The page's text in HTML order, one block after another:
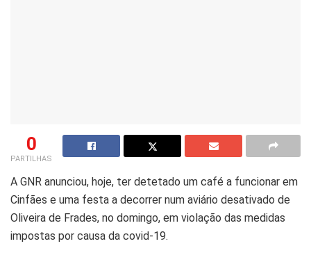
0
PARTILHAS
A GNR anunciou, hoje, ter detetado um café a funcionar em
Cinfães e uma festa a decorrer num aviário desativado de
Oliveira de Frades, no domingo, em violação das medidas
impostas por causa da covid-19.